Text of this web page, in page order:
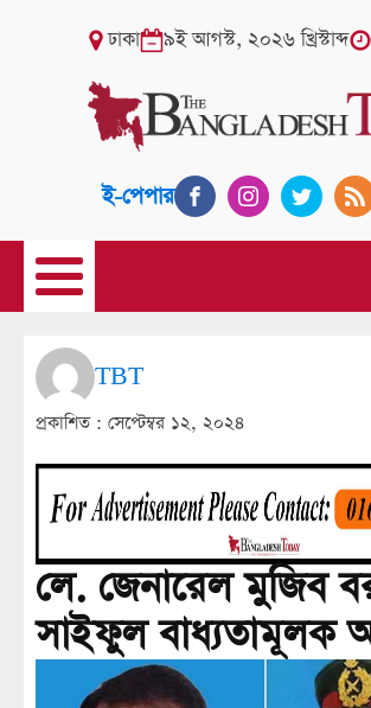
ঢাকা ৯ই আগস্ট, ২০২৬ খ্রিস্টাব্দ
ই-পেপার
TBT
প্রকাশিত : সেপ্টেম্বর ১২, ২০২৪
লে. জেনারেল মুজিব
সাইফুল বাধ্যতামূলক